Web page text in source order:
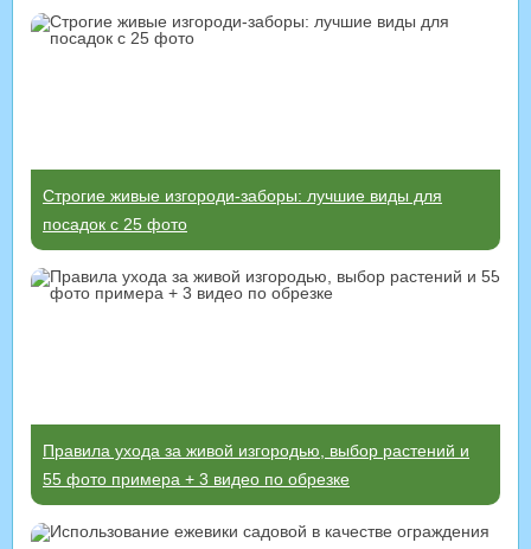
Строгие живые изгороди-заборы: лучшие виды для
посадок с 25 фото
Правила ухода за живой изгородью, выбор растений и
55 фото примера + 3 видео по обрезке